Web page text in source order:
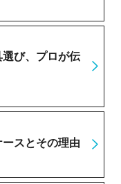
び、プロが伝
スとその理由